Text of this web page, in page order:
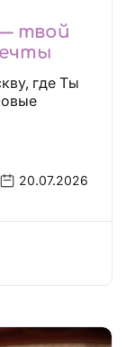
твой
где Ты
20.07.2026